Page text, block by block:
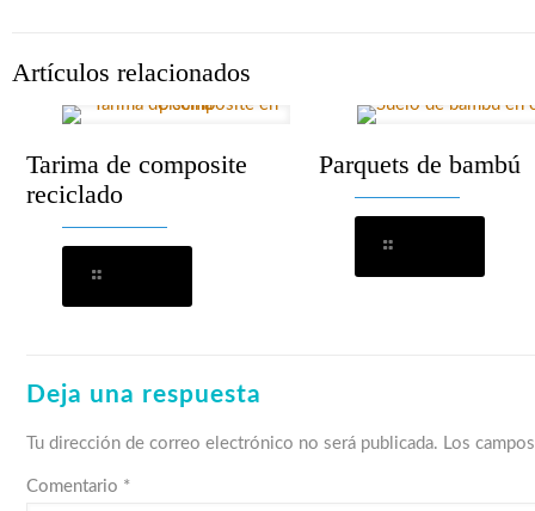
Artículos relacionados
Tarima de composite
reciclado
Parquets de bambú
Deja una respuesta
Tu dirección de correo electrónico no será publicada. Los
Comentario *